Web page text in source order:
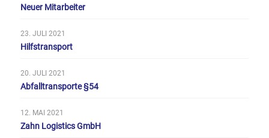
Neuer Mitarbeiter
23. JULI 2021
Hilfstransport
20. JULI 2021
Abfalltransporte §54
12. MAI 2021
Zahn Logistics GmbH